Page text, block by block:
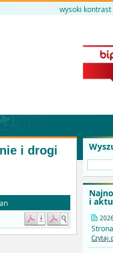
wysoki kontrast
i
Czytaj
i drogi